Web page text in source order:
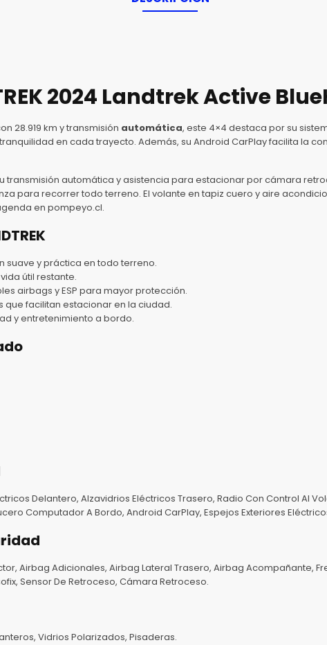
2024 Landtrek Active
28.919 km y transmisión automática, este 4×4 destaca por su
en cada trayecto. Además, su Android CarPlay facilita la
transmisión automática y asistencia para estacionar por cámara
para recorrer todo terreno. El volante en tapiz cuero y aire
en pompeyo.cl.
suave y práctica en todo terreno.
útil restante.
airbags y ESP para mayor protección.
facilitan estacionar en la ciudad.
y entretenimiento a bordo.
Delantero, Alzavidrios Eléctricos Trasero, Radio Con Control Al
Computador A Bordo, Android CarPlay, Espejos Exteriores
Airbag Adicionales, Airbag Lateral Trasero, Airbag Acompañante,
Sensor De Retroceso, Cámara Retroceso.
Vidrios Polarizados, Pisaderas.